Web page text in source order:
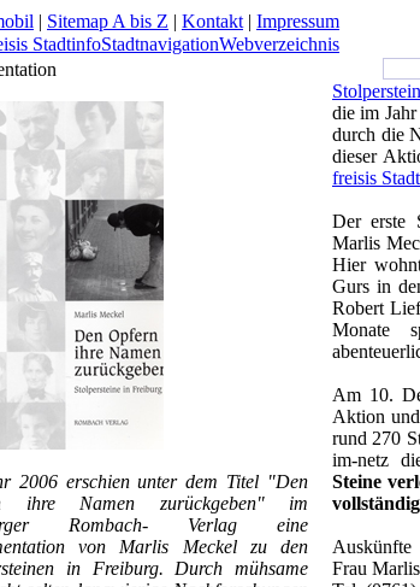
| Sitemap A bis Z | Kontakt | Impressum
StadtinfoStadtnavigationWebverzeichnis
2006 erschien unter dem Titel "Den
ihre Namen zurückgeben" im
Rombach- Verlag eine
von Marlis Meckel zu den
in Freiburg. Durch mühsame
die im
durch die
dieser
freisis
Der erste
Marlis
Hier
Gurs in
Robert
Monate
Am 10.
Aktion
rund 270
im-netz
Steine
Frau